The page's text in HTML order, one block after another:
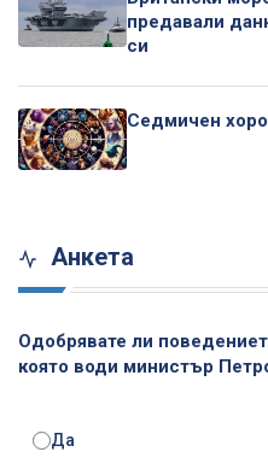
предавали
си
Седмичен
Анкета
Одобрявате ли
която води министър
Да